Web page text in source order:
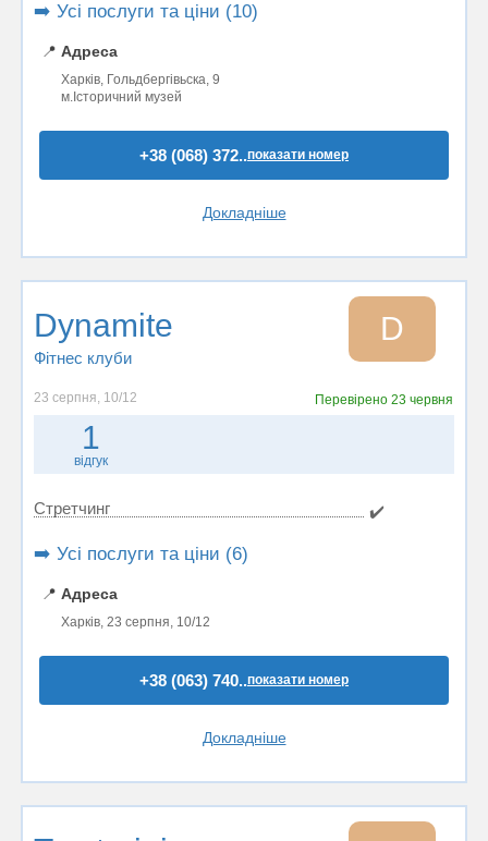
➡️ Усі послуги та ціни (10)
📍 Адреса
Харків, Гольдбергівьска, 9
м.Історичний музей
+38 (068) 372..показати номер
Докладніше
Dynamite
Фітнес клуби
D
23 серпня, 10/12 Перевірено23 червня
1
відгук
Стретчинг ✔️
➡️ Усі послуги та ціни (6)
📍 Адреса
Харків, 23 серпня, 10/12
+38 (063) 740..показати номер
Докладніше